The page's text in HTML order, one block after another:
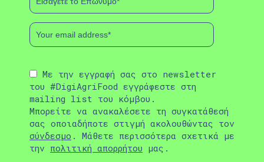
Με την εγγραφή σας στο newsletter
του #DigiAgriFood εγγράφεστε στη
mailing list του κόμβου.
Μπορείτε να ανακαλέσετε τη συγκατάθεσή
σας οποιαδήποτε στιγμή ακολουθώντας τον
σύνδεσμο . Μάθετε περισσότερα σχετικά με
την πολιτική απορρήτου μας.